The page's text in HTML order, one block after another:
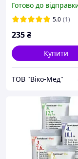
білий *
Готово до
5.0 (1)
235₴
Купити
ТОВ "Віко-Мед"